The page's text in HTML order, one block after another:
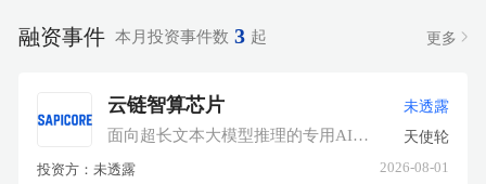
融资事件 本月投资事件数 3 起 更多
云链智算芯片 未透露
面向超长文本大模型推理的专用AI算力芯片 天使轮
投资方：未透露 2026-08-01